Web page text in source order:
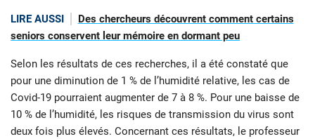
LIRE AUSSI
Des chercheurs découvrent comment certains
seniors conservent leur mémoire en dormant peu
Selon les résultats de ces recherches, il a été constaté que
pour une diminution de 1 % de l’humidité relative, les cas de
Covid-19 pourraient augmenter de 7 à 8 %. Pour une baisse de
10 % de l’humidité, les risques de transmission du virus sont
deux fois plus élevés. Concernant ces résultats, le professeur